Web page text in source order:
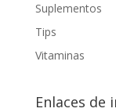
Suplementos
Tips
Vitaminas
Enlaces de